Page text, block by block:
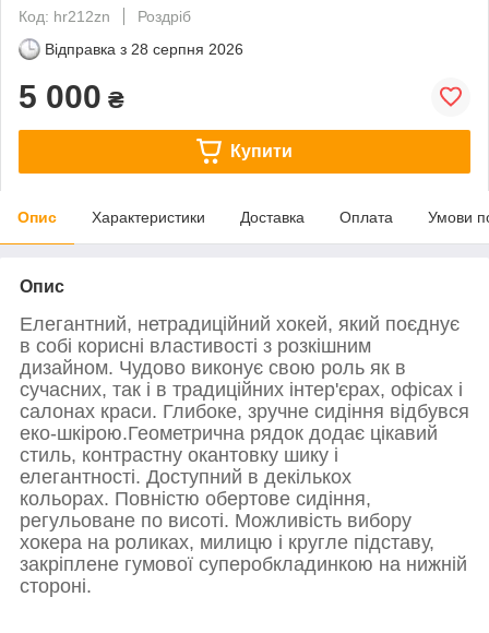
Код: hr212zn
Роздріб
Відправка з 28 серпня 2026
5 000 ₴
Купити
Опис Характеристики Доставка Оплата Умови
Опис
Елегантний, нетрадиційний хокей, який поєднує
в собі корисні властивості з розкішним
дизайном. Чудово виконує свою роль як в
сучасних, так і в традиційних інтер'єрах, офісах і
салонах краси. Глибоке, зручне сидіння відбувся
еко-шкірою.Геометрична рядок додає цікавий
стиль, контрастну окантовку шику і
елегантності. Доступний в декількох
кольорах. Повністю обертове сидіння,
регульоване по висоті. Можливість вибору
хокера на роликах, милицю і кругле підставу,
закріплене гумової суперобкладинкою на нижній
стороні.